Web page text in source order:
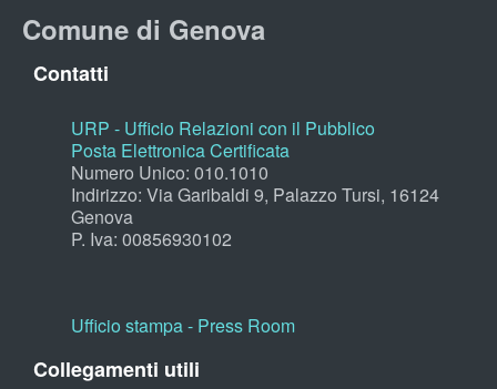
Comune di Genova
Contatti
URP - Ufficio Relazioni con il Pubblico
Posta Elettronica Certificata
Numero Unico: 010.1010
Indirizzo: Via Garibaldi 9, Palazzo Tursi, 16124
Genova
P. Iva: 00856930102
Ufficio stampa - Press Room
Collegamenti utili